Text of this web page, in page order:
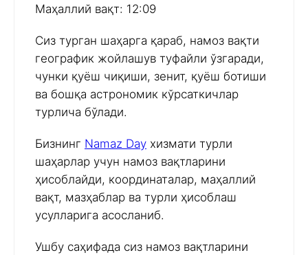
Маҳаллий вақт: 12:09
Сиз турган шаҳарга қараб, намоз вақти
географик жойлашув туфайли ўзгаради,
чунки қуёш чиқиши, зенит, қуёш ботиши
ва бошқа астрономик кўрсаткичлар
турлича бўлади.
Бизнинг Namaz Day хизмати турли
шаҳарлар учун намоз вақтларини
ҳисоблайди, координаталар, маҳаллий
вақт, мазҳаблар ва турли ҳисоблаш
усулларига асосланиб.
Ушбу саҳифада сиз намоз вақтларини